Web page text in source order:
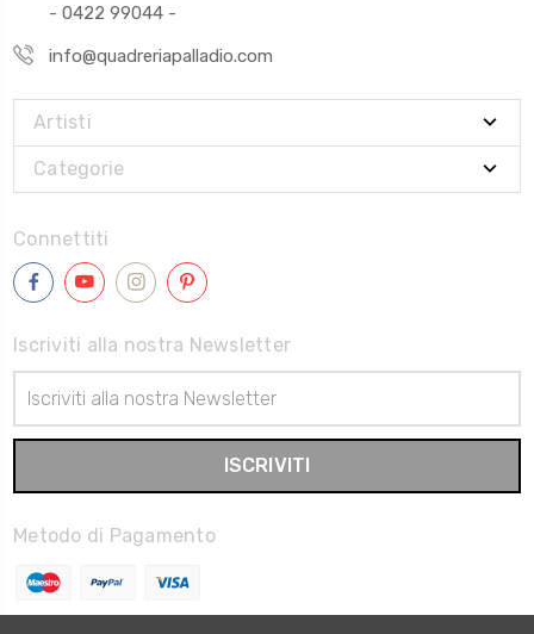
- 0422 99044 -
info@quadreriapalladio.com
Artisti
Categorie
Connettiti
Iscriviti alla nostra Newsletter
Email
Metodo di Pagamento